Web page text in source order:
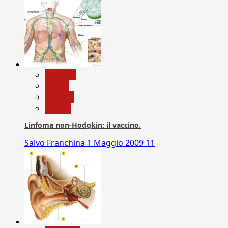
Linfoma non-Hodgkin: il vaccino.
Salvo Franchina 1 Maggio 2009 11